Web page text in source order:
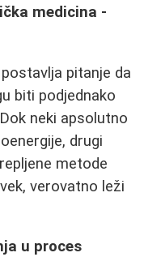
medicina -
pitanje da
biti podjednako
neki apsolutno
drugi
metode
verovatno leži
u proces